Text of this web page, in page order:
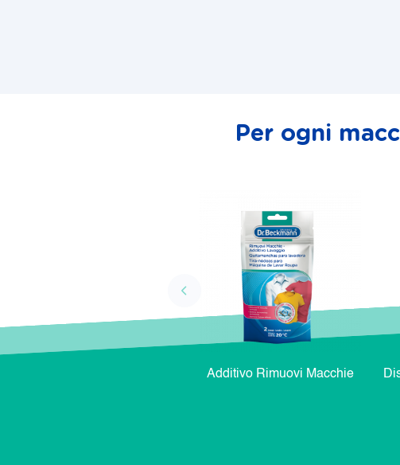
Per ogni
Additivo Rimuovi Macchie